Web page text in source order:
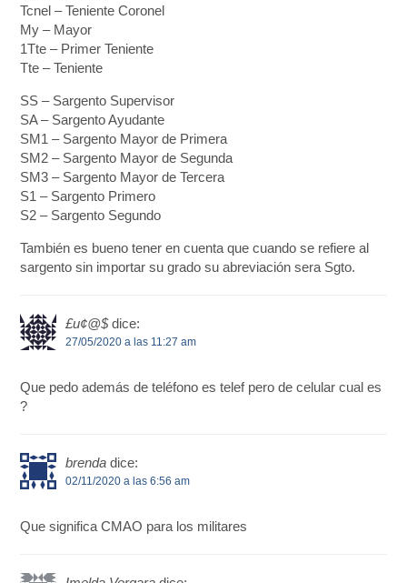
Tcnel – Teniente Coronel
My – Mayor
1Tte – Primer Teniente
Tte – Teniente
SS – Sargento Supervisor
SA – Sargento Ayudante
SM1 – Sargento Mayor de Primera
SM2 – Sargento Mayor de Segunda
SM3 – Sargento Mayor de Tercera
S1 – Sargento Primero
S2 – Sargento Segundo
También es bueno tener en cuenta que cuando se refiere al
sargento sin importar su grado su abreviación sera Sgto.
£u¢@$ dice:
27/05/2020 a las 11:27 am
Que pedo además de teléfono es telef pero de celular cual es
?
brenda dice:
02/11/2020 a las 6:56 am
Que significa CMAO para los militares